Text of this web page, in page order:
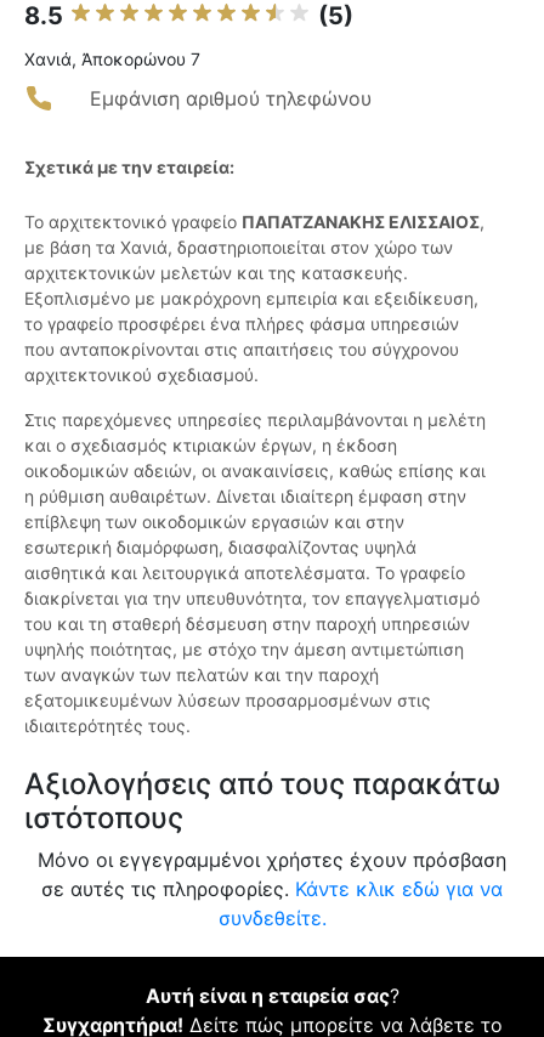
8.5 (5)
Χανιά, Ἀποκορώνου 7
Εμφάνιση αριθμού τηλεφώνου
Σχετικά με την εταιρεία:
Το αρχιτεκτονικό γραφείο ΠΑΠΑΤΖΑΝΑΚΗΣ ΕΛΙΣΣΑΙΟΣ,
με βάση τα Χανιά, δραστηριοποιείται στον χώρο των
αρχιτεκτονικών μελετών και της κατασκευής.
Εξοπλισμένο με μακρόχρονη εμπειρία και εξειδίκευση,
το γραφείο προσφέρει ένα πλήρες φάσμα υπηρεσιών
που ανταποκρίνονται στις απαιτήσεις του σύγχρονου
αρχιτεκτονικού σχεδιασμού.
Στις παρεχόμενες υπηρεσίες περιλαμβάνονται η μελέτη
και ο σχεδιασμός κτιριακών έργων, η έκδοση
οικοδομικών αδειών, οι ανακαινίσεις, καθώς επίσης και
η ρύθμιση αυθαιρέτων. Δίνεται ιδιαίτερη έμφαση στην
επίβλεψη των οικοδομικών εργασιών και στην
εσωτερική διαμόρφωση, διασφαλίζοντας υψηλά
αισθητικά και λειτουργικά αποτελέσματα. Το γραφείο
διακρίνεται για την υπευθυνότητα, τον επαγγελματισμό
του και τη σταθερή δέσμευση στην παροχή υπηρεσιών
υψηλής ποιότητας, με στόχο την άμεση αντιμετώπιση
των αναγκών των πελατών και την παροχή
εξατομικευμένων λύσεων προσαρμοσμένων στις
ιδιαιτερότητές τους.
Αξιολογήσεις από τους παρακάτω
ιστότοπους
Μόνο οι εγγεγραμμένοι χρήστες έχουν πρόσβαση
σε αυτές τις πληροφορίες. Κάντε κλικ εδώ για να
συνδεθείτε.
Αυτή είναι η εταιρεία σας?
Συγχαρητήρια! Δείτε πώς μπορείτε να λάβετε το